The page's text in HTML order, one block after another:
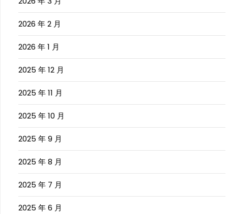
2026 年 2 月
2026 年 1 月
2025 年 12 月
2025 年 11 月
2025 年 10 月
2025 年 9 月
2025 年 8 月
2025 年 7 月
2025 年 6 月